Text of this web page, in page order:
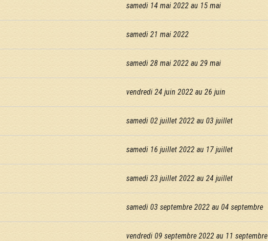
samedi 14 mai 2022 au 15 mai
samedi 21 mai 2022
samedi 28 mai 2022 au 29 mai
vendredi 24 juin 2022 au 26 juin
samedi 02 juillet 2022 au 03 juillet
samedi 16 juillet 2022 au 17 juillet
samedi 23 juillet 2022 au 24 juillet
samedi 03 septembre 2022 au 04 septembre
vendredi 09 septembre 2022 au 11 septembre